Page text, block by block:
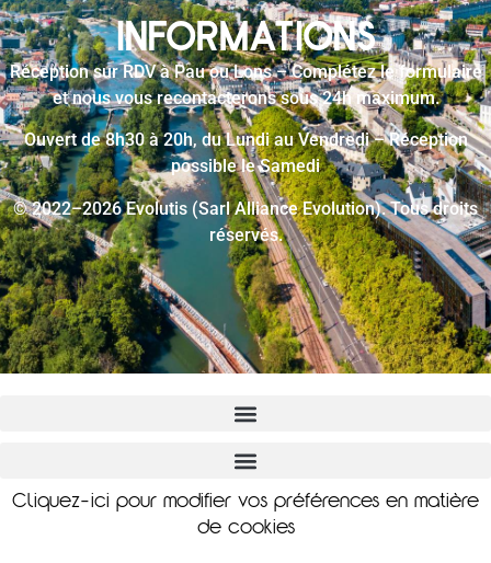
INFORMATIONS
Réception sur RDV à Pau ou Lons – Complétez le formulaire
et nous vous recontacterons sous 24h maximum.
Ouvert de 8h30 à 20h, du Lundi au Vendredi – Réception
possible le Samedi
© 2022–2026 Evolutis (Sarl Alliance Evolution). Tous droits
réservés.
Cliquez-ici pour modifier vos préférences en matière
de cookies